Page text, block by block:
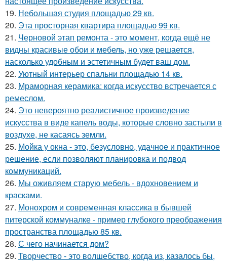
19. Небольшая студия площадью 29 кв.
20. Эта просторная квартира площадью 99 кв.
21. Черновой этап ремонта - это момент, когда ещё не
видны красивые обои и мебель, но уже решается,
насколько удобным и эстетичным будет ваш дом.
22. Уютный интерьер спальни площадью 14 кв.
23. Мраморная керамика: когда искусство встречается с
ремеслом.
24. Это невероятно реалистичное произведение
искусства в виде капель воды, которые словно застыли в
воздухе, не касаясь земли.
25. Мойка у окна - это, безусловно, удачное и практичное
решение, если позволяют планировка и подвод
коммуникаций.
26. Мы оживляем старую мебель - вдохновением и
красками.
27. Монохром и современная классика в бывшей
питерской коммуналке - пример глубокого преображения
пространства площадью 85 кв.
28. С чего начинается дом?
29. Творчество - это волшебство, когда из, казалось бы,